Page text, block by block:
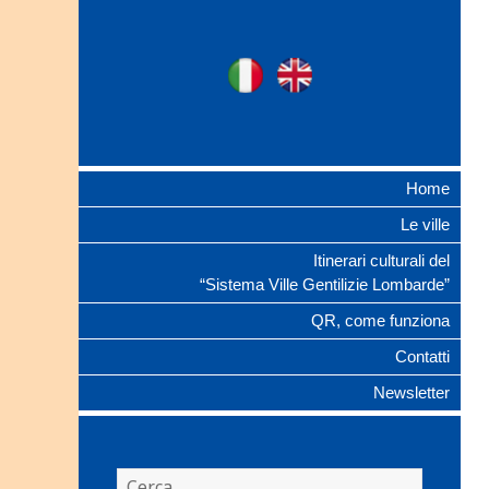
Ville Gentilizie
Ita
Home
Le ville
Itinerari culturali del
“Sistema Ville Gentilizie Lombarde”
QR, come funziona
Contatti
Newsletter
Ricerca